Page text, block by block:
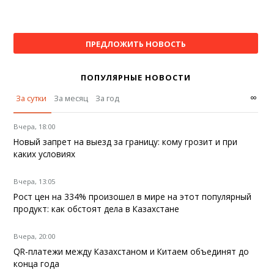
ПРЕДЛОЖИТЬ НОВОСТЬ
ПОПУЛЯРНЫЕ НОВОСТИ
За сутки
За месяц За год ∞
Вчера, 18:00
Новый запрет на выезд за границу: кому грозит и при
каких условиях
Вчера, 13:05
Рост цен на 334% произошел в мире на этот популярный
продукт: как обстоят дела в Казахстане
Вчера, 20:00
QR-платежи между Казахстаном и Китаем объединят до
конца года